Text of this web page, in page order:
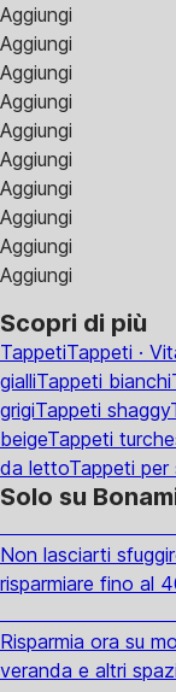
Aggiungi
Aggiungi
Aggiungi
Aggiungi
Aggiungi
Aggiungi
Aggiungi
Aggiungi
Aggiungi
Aggiungi
Scopri di più
TappetiTappeti ·
gialliTappeti bianchi
grigiTappeti shaggy
beigeTappeti
da lettoTappeti per
Solo su
Non lasciarti
risparmiare fino al
Risparmia ora su
veranda e altri